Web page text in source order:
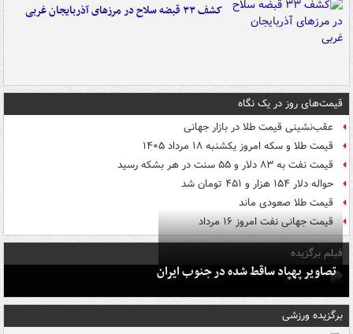
کشف ۳۳ قبضه سلاح در مرزهای آذربایجان غربی
قیمت‌های روز در یک نگاه
عقب‌نشینی قیمت طلا در بازار جهانی
قیمت طلا و سکه امروز یکشنبه ۱۸ مرداد ۱۴۰۵
قیمت نفت به ۸۳ دلار و ۵۵ سنت در هر بشکه رسید
حواله دلار ۱۵۴ هزار و ۴۵۱ تومان شد
قیمت طلا صعودی ماند
قیمت جهانی نفت امروز ۱۶ مرداد
فیلم برگزیده
تصاویر پهپاد ساقط شده در جنوب ایران
برگزیده ورزشی